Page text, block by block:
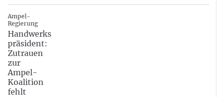
Ampel-
Regierung
Handwerks
präsident:
Zutrauen
zur
Ampel-
Koalition
fehlt